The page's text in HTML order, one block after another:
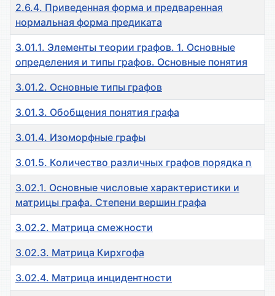
2.6.4. Приведенная форма и предваренная
нормальная форма предиката
3.01.1. Элементы теории графов. 1. Основные
определения и типы графов. Основные понятия
3.01.2. Основные типы графов
3.01.3. Обобщения понятия графа
3.01.4. Изоморфные графы
3.01.5. Количество различных графов порядка n
3.02.1. Основные числовые характеристики и
матрицы графа. Степени вершин графа
3.02.2. Матрица смежности
3.02.3. Матрица Кирхгофа
3.02.4. Матрица инцидентности